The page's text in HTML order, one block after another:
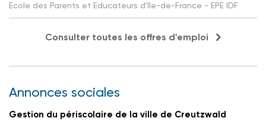
Ecole des Parents et Educateurs d'Ile-de-France - EPE IDF
Consulter toutes les offres d'emploi
Annonces sociales
Gestion du périscolaire de la ville de Creutzwald